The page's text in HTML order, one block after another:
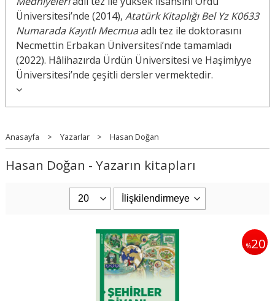
Üniversitesi’nde (2014), Atatürk Kitaplığı Bel Yz K0633
Numarada Kayıtlı Mecmuaadlı tez ile doktorasını
Necmettin Erbakan Üniversitesi’nde tamamladı
(2022). Hâlihazırda Ürdün Üniversitesi ve Haşimiyye
Üniversitesi’nde çeşitli dersler vermektedir.
Anasayfa > Yazarlar > Hasan Doğan
Hasan Doğan - Yazarın kitapları
%20